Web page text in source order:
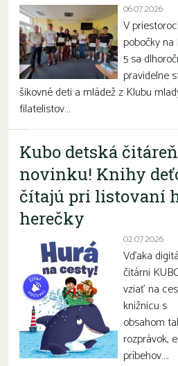
06.07.2026
V
pobočky
5 sa
pravidelne
šikovné deti a mládež z Klubu
filatelistov…
Kubo detská
novinku! Knihy
čítajú pri listovaní
herečky
02.07.2026
Vďaka
čitárni
vziať na
knižnicu s
obsahom
rozprávok,
príbehov….